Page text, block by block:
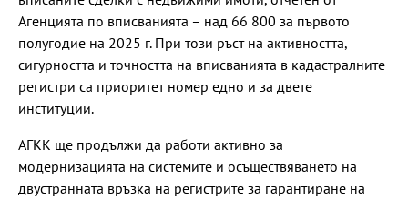
Агенцията по вписванията – над 66 800 за първото
полугодие на 2025 г. При този ръст на активността,
сигурността и точността на вписванията в кадастралните
регистри са приоритет номер едно и за двете
институции.
АГКК ще продължи да работи активно за
модернизацията на системите и осъществяването на
двустранната връзка на регистрите за гарантиране на